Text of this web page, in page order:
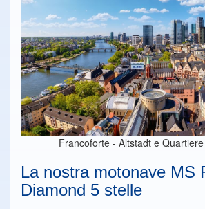
Francoforte - Altstadt e
La nostra motonave MS
Diamond 5 stelle